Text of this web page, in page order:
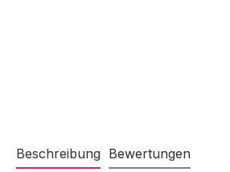
Beschreibung Bewertungen